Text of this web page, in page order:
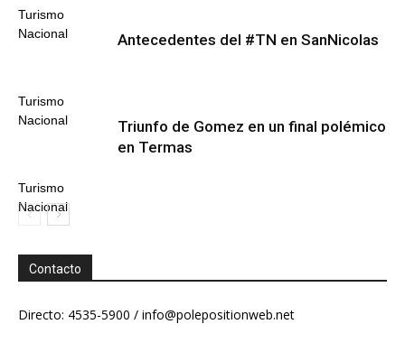
Turismo
Nacional
Turismo
Nacional
Antecedentes del #TN en SanNicolas
Turismo
Nacional
Triunfo de Gomez en un final polémico
en Termas
Contacto
Directo: 4535-5900 / info@polepositionweb.net